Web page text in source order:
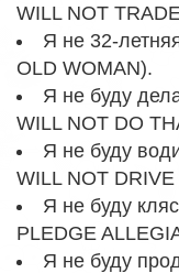
WILL NOT
Я не 32-
OLD WOMAN).
Я не буду
WILL NOT DO
Я не буду
WILL NOT DRIVE
Я не буду
PLEDGE
Я не буду